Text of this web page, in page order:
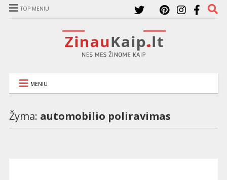
TOP MENIU
MENIU
Žyma: automobilio poliravimas